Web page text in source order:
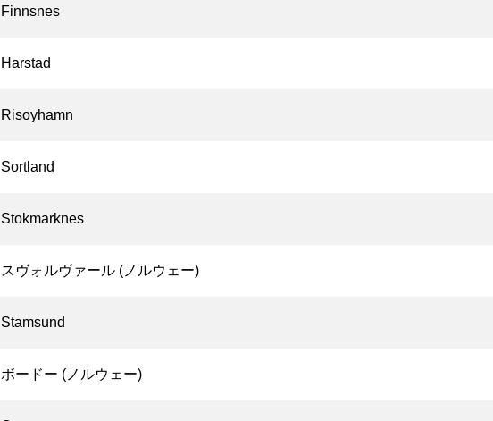
Finnsnes
Harstad
Risoyhamn
Sortland
Stokmarknes
スヴォルヴァール (ノルウェー)
Stamsund
ボードー (ノルウェー)